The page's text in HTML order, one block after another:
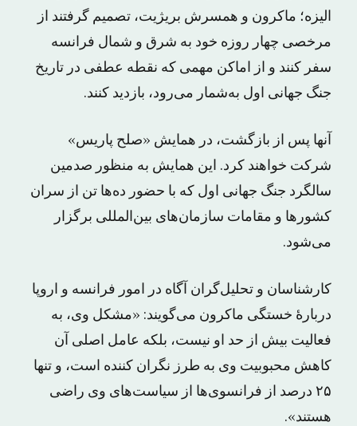
الیزه؛ ماکرون و همسرش بریژیت، تصمیم گرفتند از
مرخصی چهار روزه خود به شرق و شمال فرانسه
سفر کنند و از اماکن مهمی که نقطه عطفی در تاریخ
جنگ جهانی اول به‌شمار می‌رود، بازدید کنند.
آنها پس از بازگشت، در همایش «صلح پاریس»
شرکت خواهند کرد. این همایش به منظور صدمین
سالگرد جنگ جهانی اول که با حضور ده‌ها تن از سران
کشورها و مقامات سازمان‌های بین‌المللی برگزار
می‌شود.
کارشناسان و تحلیل‌گران آگاه در امور فرانسه و اروپا
دربارهٔ خستگی ماکرون می‌گویند: «مشکل وی، به
فعالیت بیش از حد او نیست، بلکه عامل اصلی آن
کاهش محبوبیت وی به طرز نگران کننده است، و تنها
۲۵ درصد از فرانسوی‌ها از سیاست‌های وی راضی
هستند».